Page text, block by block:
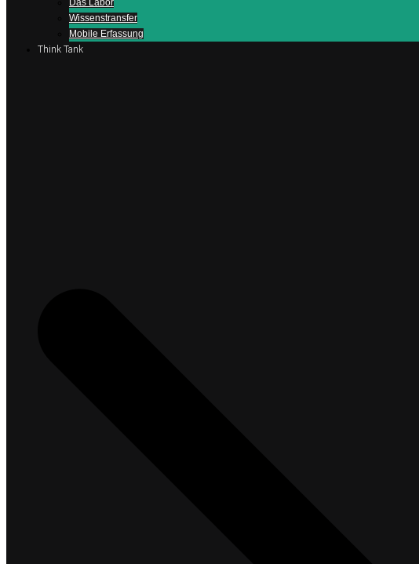
Das Labor
Wissenstransfer
Mobile Erfassung
Think Tank